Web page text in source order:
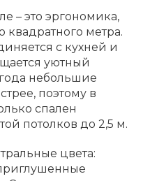
– это эргономика,
квадратного метра.
с кухней и
уютный
небольшие
поэтому в
спален
потолков до 2,5 м.
цвета: